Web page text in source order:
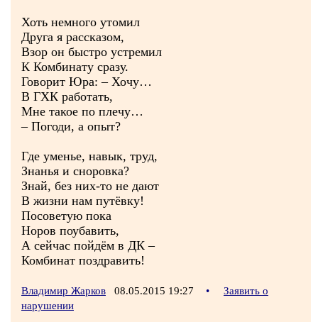
Хоть немного утомил
Друга я рассказом,
Взор он быстро устремил
К Комбинату сразу.
Говорит Юра: – Хочу…
В ГХК работать,
Мне такое по плечу…
– Погоди, а опыт?
Где уменье, навык, труд,
Знанья и сноровка?
Знай, без них-то не дают
В жизни нам путёвку!
Посоветую пока
Норов поубавить,
А сейчас пойдём в ДК –
Комбинат поздравить!
Владимир Жарков 08.05.2015 19:27 •
Заявить о
нарушении